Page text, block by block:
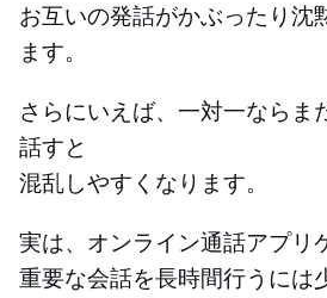
お互いの発話がかぶったり沈
ます。
さらにいえば、一対一ならま
話すと
混乱しやすくなります。
実は、オンライン通話アプリ
重要な会話を長時間行うには